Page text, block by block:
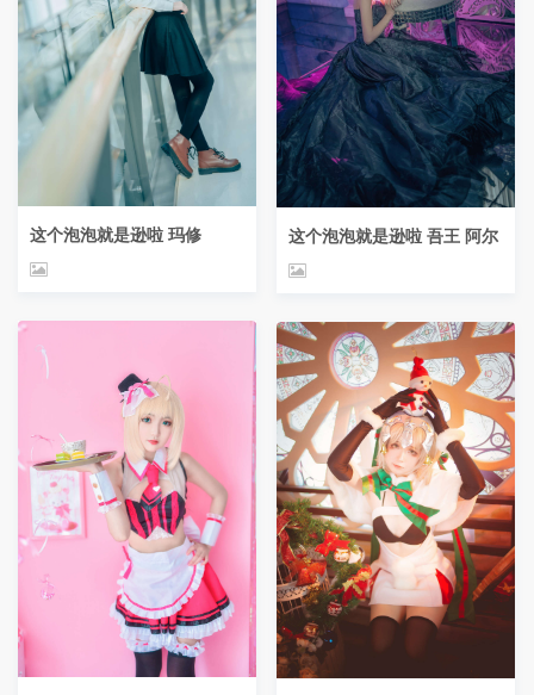
这个泡泡就是逊啦 玛修 这个泡泡就是逊啦 吾王 阿尔